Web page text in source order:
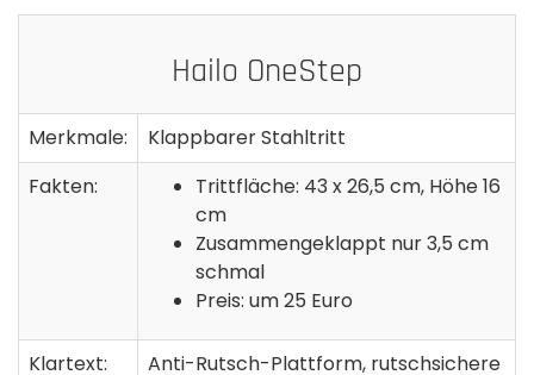
Hailo OneStep
Merkmale:
Klappbarer Stahltritt
Fakten:
Trittfläche: 43 x 26,5 cm, Höhe 16
cm
Zusammengeklappt nur 3,5 cm
schmal
Preis: um 25 Euro
Klartext:
Anti-Rutsch-Plattform, rutschsichere